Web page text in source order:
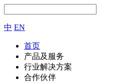
中 EN
首页
产品及服务
行业解决方案
合作伙伴